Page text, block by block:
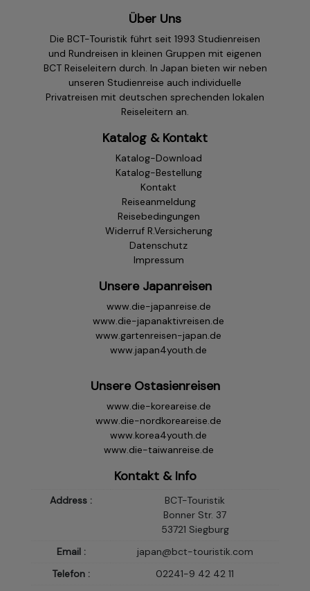
Über Uns
Die BCT-Touristik führt seit 1993 Studienreisen
und Rundreisen in kleinen Gruppen mit eigenen
BCT Reiseleitern durch. In Japan bieten wir neben
unseren Studienreise auch individuelle
Privatreisen mit deutschen sprechenden lokalen
Reiseleitern an.
Katalog & Kontakt
Katalog-Download
Katalog-Bestellung
Kontakt
Reiseanmeldung
Reisebedingungen
Widerruf R.Versicherung
Datenschutz
Impressum
Unsere Japanreisen
www.die-japanreise.de
www.die-japanaktivreisen.de
www.gartenreisen-japan.de
www.japan4youth.de
Unsere Ostasienreisen
www.die-koreareise.de
www.die-nordkoreareise.de
www.korea4youth.de
www.die-taiwanreise.de
Kontakt & Info
Address :
BCT-Touristik
Bonner Str. 37
53721 Siegburg
Email :
japan@bct-touristik.com
Telefon :
02241-9 42 42 11